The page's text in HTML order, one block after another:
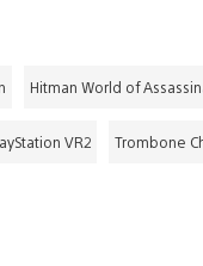
Hitman World of
VR2 Trombone